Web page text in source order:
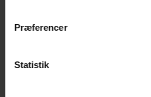
Vi anvender egne cookies og
generere statistik og huske
Præferencer
Statistik